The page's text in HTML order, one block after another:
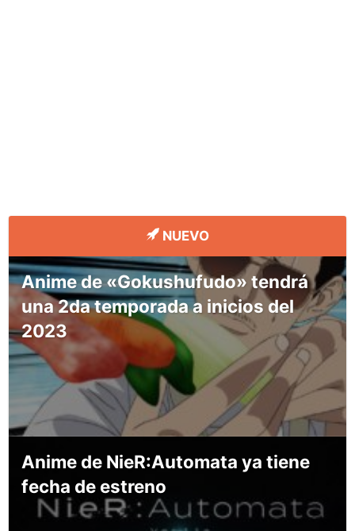
NUEVO
Anime de «Gokushufudo» tendrá
una 2da temporada a inicios del
2023
Anime de NieR:Automata ya tiene
fecha de estreno